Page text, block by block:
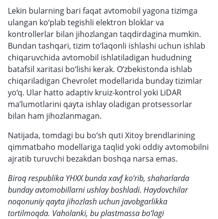
Lekin bularning bari faqat avtomobil yagona tizimga
ulangan ko‘plab tegishli elektron bloklar va
kontrollerlar bilan jihozlangan taqdirdagina mumkin.
Bundan tashqari, tizim to‘laqonli ishlashi uchun ishlab
chiqaruvchida avtomobil ishlatiladigan hududning
batafsil xaritasi bo‘lishi kerak. O‘zbekistonda ishlab
chiqariladigan Chevrolet modellarida bunday tizimlar
yo‘q. Ular hatto adaptiv kruiz-kontrol yoki LiDAR
ma’lumotlarini qayta ishlay oladigan protsessorlar
bilan ham jihozlanmagan.
Natijada, tomdagi bu bo‘sh quti Xitoy brendlarining
qimmatbaho modellariga taqlid yoki oddiy avtomobilni
ajratib turuvchi bezakdan boshqa narsa emas.
Biroq respublika YHXX bunda xavf ko‘rib, shaharlarda
bunday avtomobillarni ushlay boshladi. Haydovchilar
noqonuniy qayta jihozlash uchun javobgarlikka
tortilmoqda. Vaholanki, bu plastmassa bo‘lagi